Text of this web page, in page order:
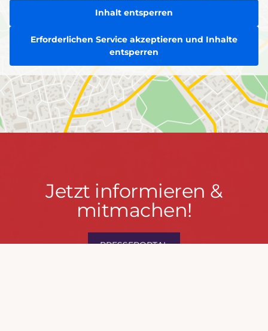
Inhalt entsperren
Erforderlichen Service akzeptieren und Inhalte
entsperren
Jetzt
informieren
mitmachen!
Jetzt informieren &
mitmachen!
PRESSEPORTAL